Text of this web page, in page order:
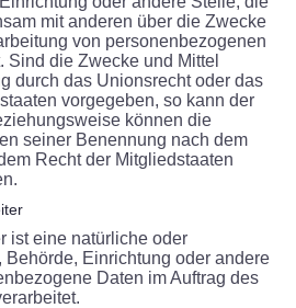
mit anderen über die Zwecke
von personenbezogenen
Sind die Zwecke und Mittel
durch das Unionsrecht oder das
vorgegeben, so kann der
können die
seiner Benennung nach dem
Recht der Mitgliedstaaten
ist eine natürliche oder
Behörde, Einrichtung oder andere
Daten im Auftrag des